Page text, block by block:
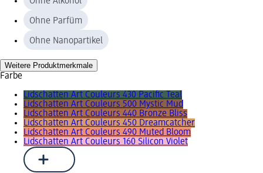
Ohne Parfüm
Ohne Nanopartikel
Weitere Produktmerkmale
Farbe
Lidschatten Art Couleurs 430 Pacific Teal
Lidschatten Art Couleurs 500 Mystic Mud
Lidschatten Art Couleurs 440 Bronze Bliss
Lidschatten Art Couleurs 450 Dreamcatcher
Lidschatten Art Couleurs 490 Muted Bloom
Lidschatten Art Couleurs 160 Silicon Violet